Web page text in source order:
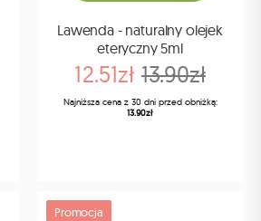
Lawenda - naturalny olejek
eteryczny 5ml
12.51zł 13.90zł
Najniższa cena z 30 dni przed obniżką:
13.90zł
Promocja